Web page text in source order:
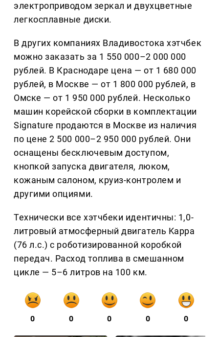
электроприводом зеркал и двухцветные
легкосплавные диски.
В других компаниях Владивостока хэтчбек
можно заказать за 1 550 000–2 000 000
рублей. В Краснодаре цена — от 1 680 000
рублей, в Москве — от 1 800 000 рублей, в
Омске — от 1 950 000 рублей. Несколько
машин корейской сборки в комплектации
Signature продаются в Москве из наличия
по цене 2 500 000–2 950 000 рублей. Они
оснащены бесключевым доступом,
кнопкой запуска двигателя, люком,
кожаным салоном, круиз-контролем и
другими опциями.
Технически все хэтчбеки идентичны: 1,0-
литровый атмосферный двигатель Kappa
(76 л.с.) с роботизированной коробкой
передач. Расход топлива в смешанном
цикле — 5–6 литров на 100 км.
0 0 0 0 0